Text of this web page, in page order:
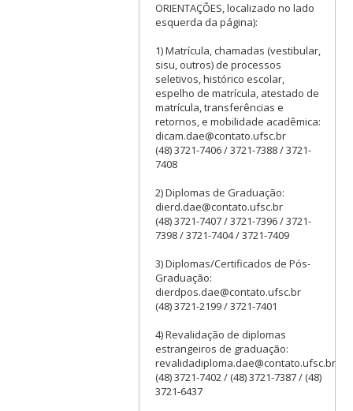
ORIENTAÇÕES, localizado no lado
esquerda da página):
1) Matrícula, chamadas (vestibular,
sisu, outros) de processos
seletivos, histórico escolar,
espelho de matrícula, atestado de
matrícula, transferências e
retornos, e mobilidade acadêmica:
dicam.dae@contato.ufsc.br
(48) 3721-7406 / 3721-7388 / 3721-
7408
2) Diplomas de Graduação:
dierd.dae@contato.ufsc.br
(48) 3721-7407 / 3721-7396 / 3721-
7398 / 3721-7404 / 3721-7409
3) Diplomas/Certificados de Pós-
Graduação:
dierdpos.dae@contato.ufsc.br
(48) 3721-2199 / 3721-7401
4) Revalidação de diplomas
estrangeiros de graduação:
revalidadiploma.dae@contato.ufsc.br
(48) 3721-7402 / (48) 3721-7387 / (48)
3721-6437